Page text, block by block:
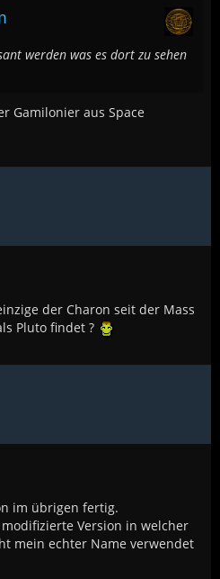
werden was es dort zu sehen
Gamilonier aus Space
der Charon seit der Mass
Pluto findet ?
im übrigen fertig.
Version in welcher
mein echter Name verwendet